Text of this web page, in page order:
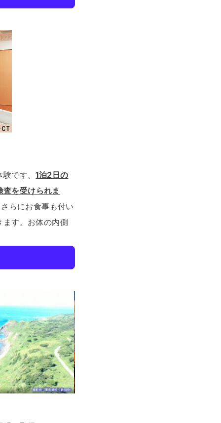
験です。1泊2日の
を受けられま
らにお食事も付い
す。 お体の内側